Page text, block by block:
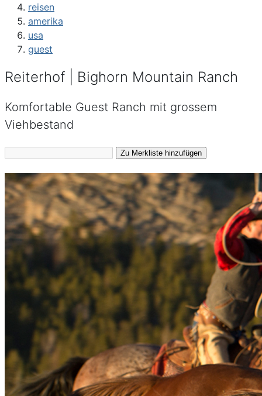
reisen
amerika
usa
guest
Reiterhof | Bighorn Mountain Ranch
Komfortable Guest Ranch mit grossem
Viehbestand